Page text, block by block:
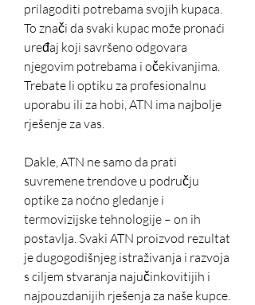
prilagoditi potrebama svojih kupaca.
To znači da svaki kupac može pronaći
uređaj koji savršeno odgovara
njegovim potrebama i očekivanjima.
Trebate li optiku za profesionalnu
uporabu ili za hobi, ATN ima najbolje
rješenje za vas.
Dakle, ATN ne samo da prati
suvremene trendove u području
optike za noćno gledanje i
termovizijske tehnologije – on ih
postavlja. Svaki ATN proizvod rezultat
je dugogodišnjeg istraživanja i razvoja
s ciljem stvaranja najučinkovitijih i
najpouzdanijih rješenja za naše kupce.